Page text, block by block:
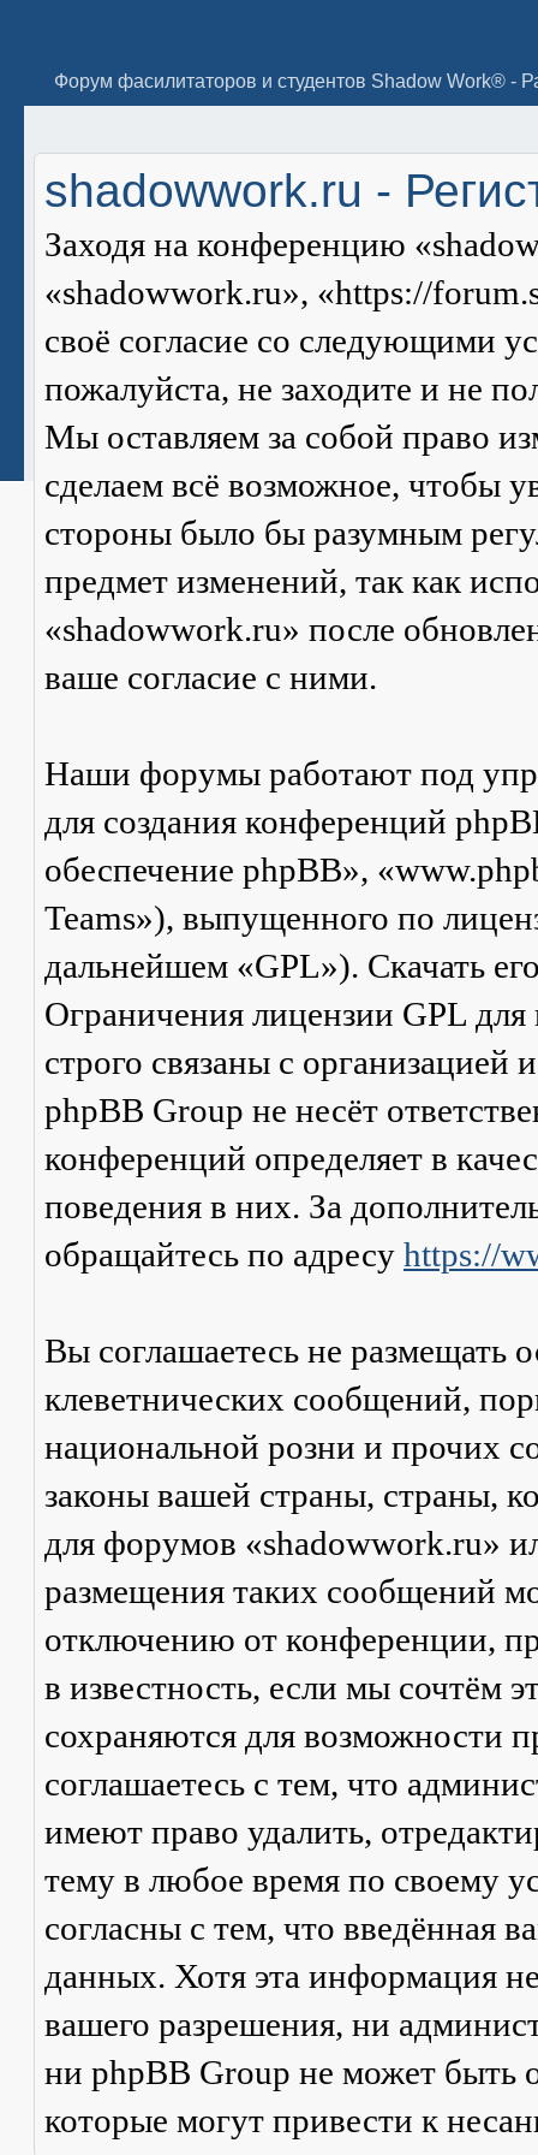
shadowwork.ru -
Заходя на конференцию
«shadowwork.ru», «https://
своё согласие со следующими
пожалуйста, не заходите и не
Мы оставляем за собой право
сделаем всё возможное, чтобы
стороны было бы разумным
предмет изменений, так как
«shadowwork.ru» после
ваше согласие с ними.
Наши форумы работают под
для создания конференций
обеспечение phpBB»,
Teams»), выпущенного по
дальнейшем «GPL»). Скачать
Ограничения лицензии GPL
строго связаны с
phpBB Group не несёт
конференций определяет в
поведения в них. За
обращайтесь по адресу https://
Вы соглашаетесь не размещать
клеветнических сообщений,
национальной розни и прочих
законы вашей страны, страны,
для форумов «shadowwork.ru»
размещения таких сообщений
отключению от конференции,
в известность, если мы сочтём
сохраняются для возможности
соглашаетесь с тем, что
имеют право удалить,
тему в любое время по своему
согласны с тем, что введённая
данных. Хотя эта информация
вашего разрешения, ни
ни phpBB Group не может быть
которые могут привести к